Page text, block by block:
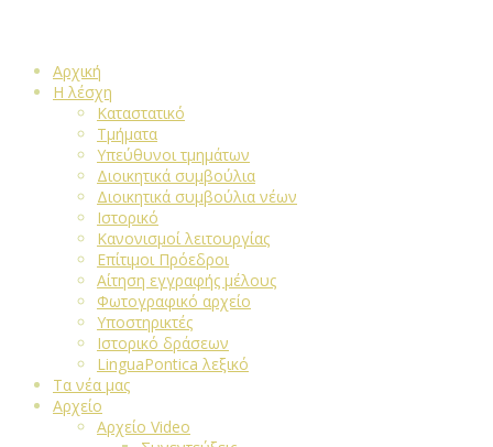
Αρχική
Η λέσχη
Καταστατικό
Τμήματα
Υπεύθυνοι τμημάτων
Διοικητικά συμβούλια
Διοικητικά συμβούλια νέων
Ιστορικό
Κανονισμοί λειτουργίας
Επίτιμοι Πρόεδροι
Αίτηση εγγραφής μέλους
Φωτογραφικό αρχείο
Υποστηρικτές
Ιστορικό δράσεων
LinguaPontica λεξικό
Τα νέα μας
Αρχείο
Αρχείο Video